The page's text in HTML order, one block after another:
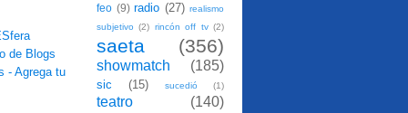
feo (9) radio (27) realismo
subjetivo (2) rincón off tv (2)
saeta (356)
showmatch (185)
sic (15) sucedió (1)
teatro (140)